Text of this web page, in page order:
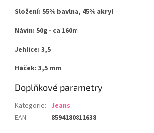
Složení: 55% bavlna, 45% akryl
Návin: 50g - ca 160m
Jehlice: 3,5
Háček: 3,5 mm
Doplňkové parametry
Kategorie: Jeans
EAN: 8594180811638